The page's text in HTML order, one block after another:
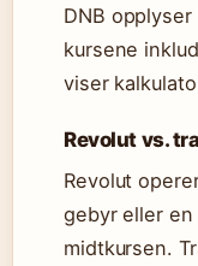
DNB
kursene
viser
Revolut vs.
Revolut
gebyr eller en
midtkursen.